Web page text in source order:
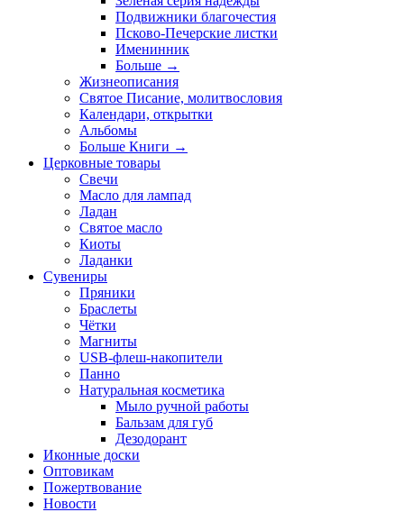
Подвижники благочестия
Псково-Печерские листки
Именинник
Больше →
Жизнеописания
Святое Писание, молитвословия
Календари, открытки
Альбомы
Больше Книги →
Церковные товары
Свечи
Масло для лампад
Ладан
Святое масло
Киоты
Ладанки
Сувениры
Пряники
Браслеты
Чётки
Магниты
USB-флеш-накопители
Панно
Натуральная косметика
Мыло ручной работы
Бальзам для губ
Дезодорант
Иконные доски
Оптовикам
Пожертвование
Новости